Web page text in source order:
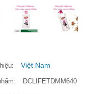
Việt Nam
DCLIFETDMM640